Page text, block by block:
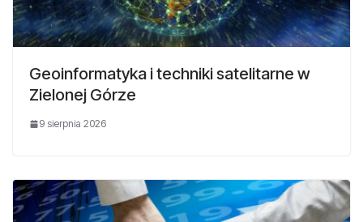
Geoinformatyka i techniki satelitarne w
Zielonej Górze
9 sierpnia 2026